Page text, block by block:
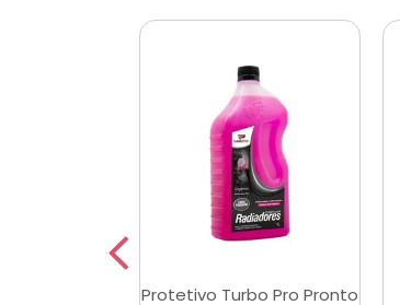
Protetivo Turbo Pro Pronto